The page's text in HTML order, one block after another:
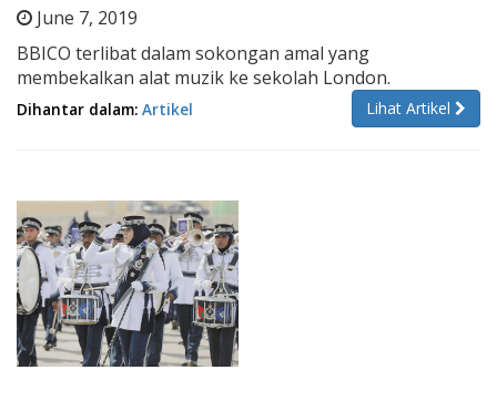
June 7, 2019
BBICO terlibat dalam sokongan amal yang
membekalkan alat muzik ke sekolah London.
Lihat Artikel
Dihantar dalam: Artikel